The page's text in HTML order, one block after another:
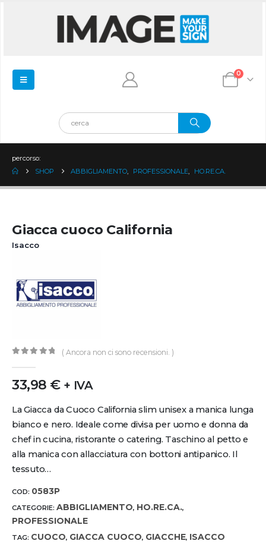
0
percorso:
SHOP
ABBIGLIAMENTO PROFESSIONALE HO.RE.CA.
Giacca cuoco California
Isacco
( Ancora non ci sono recensioni. )
33,98 € + IVA
La Giacca da Cuoco California slim unisex a manica lunga
bianco e nero. Ideale come divisa per uomo e donna da
chef in cucina, ristorante o catering. Taschino al petto e
alla manica con allacciatura con bottoni antipanico. Il
tessuto…
COD: 0583P
CATEGORIE: ABBIGLIAMENTO, HO.RE.CA.,
PROFESSIONALE
TAG: CUOCO, GIACCA CUOCO, GIACCHE, ISACCO